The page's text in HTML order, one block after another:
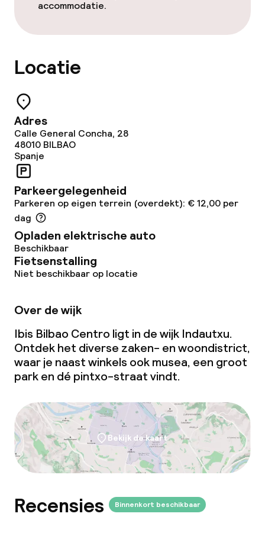
Vroeg ontbijt
Schoonmaakvoorzieningen
Zakelijke faciliteiten
Conferentieruimte
Vergaderruimte
Beleid
Overal rookvrij
accommodatie.
Locatie
Adres
Calle General Concha, 28
48010 BILBAO
Spanje
Parkeergelegenheid
Parkeren op eigen terrein (overdekt): € 12,00 per
dag
Opladen elektrische auto
Beschikbaar
Fietsenstalling
Niet beschikbaar op locatie
Over de wijk
Ibis Bilbao Centro ligt in de wijk Indautxu.
Ontdek het diverse zaken- en woondistrict,
waar je naast winkels ook musea, een groot
park en dé pintxo-straat vindt.
Bekijk de kaart
Recensies Binnenkort beschikbaar